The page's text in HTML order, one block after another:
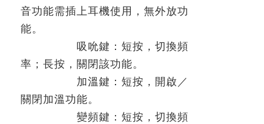
音功能需插上耳機使用，無外放功
能。
吸吮鍵：短按，切換頻
率；長按，關閉該功能。
加溫鍵：短按，開啟／
關閉加溫功能。
變頻鍵：短按，切換頻